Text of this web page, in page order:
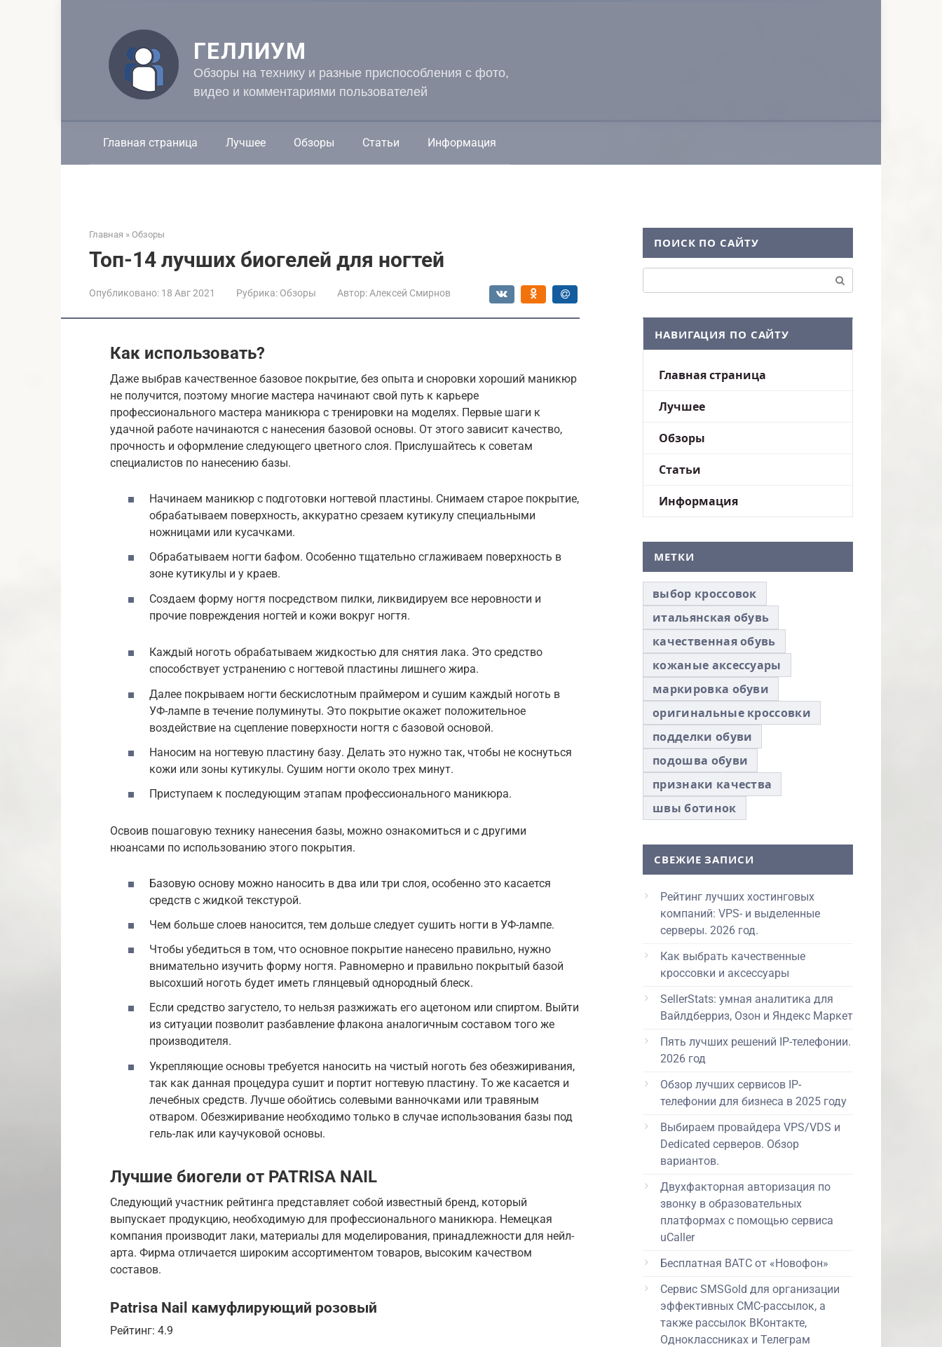
ГЕЛЛИУМ
Обзоры на технику и разные приспособления с фото,
видео и комментариями пользователей
Главная страница Лучшее Обзоры Статьи Информация
Главная » Обзоры
Топ-14 лучших биогелей для ногтей
Опубликовано: 18 Авг 2021 Рубрика: Обзоры Автор: Алексей Смирнов
Как использовать?
Даже выбрав качественное базовое покрытие, без опыта и сноровки хороший маникюр
не получится, поэтому многие мастера начинают свой путь к карьере
профессионального мастера маникюра с тренировки на моделях. Первые шаги к
удачной работе начинаются с нанесения базовой основы. От этого зависит качество,
прочность и оформление следующего цветного слоя. Прислушайтесь к советам
специалистов по нанесению базы.
Начинаем маникюр с подготовки ногтевой пластины. Снимаем старое покрытие,
обрабатываем поверхность, аккуратно срезаем кутикулу специальными
ножницами или кусачками.
Обрабатываем ногти бафом. Особенно тщательно сглаживаем поверхность в
зоне кутикулы и у краев.
Создаем форму ногтя посредством пилки, ликвидируем все неровности и
прочие повреждения ногтей и кожи вокруг ногтя.
Каждый ноготь обрабатываем жидкостью для снятия лака. Это средство
способствует устранению с ногтевой пластины лишнего жира.
Далее покрываем ногти бескислотным праймером и сушим каждый ноготь в
УФ-лампе в течение полуминуты. Это покрытие окажет положительное
воздействие на сцепление поверхности ногтя с базовой основой.
Наносим на ногтевую пластину базу. Делать это нужно так, чтобы не коснуться
кожи или зоны кутикулы. Сушим ногти около трех минут.
Приступаем к последующим этапам профессионального маникюра.
Освоив пошаговую технику нанесения базы, можно ознакомиться и с другими
нюансами по использованию этого покрытия.
Базовую основу можно наносить в два или три слоя, особенно это касается
средств с жидкой текстурой.
Чем больше слоев наносится, тем дольше следует сушить ногти в УФ-лампе.
Чтобы убедиться в том, что основное покрытие нанесено правильно, нужно
внимательно изучить форму ногтя. Равномерно и правильно покрытый базой
высохший ноготь будет иметь глянцевый однородный блеск.
Если средство загустело, то нельзя разжижать его ацетоном или спиртом. Выйти
из ситуации позволит разбавление флакона аналогичным составом того же
производителя.
Укрепляющие основы требуется наносить на чистый ноготь без обезжиривания,
так как данная процедура сушит и портит ногтевую пластину. То же касается и
лечебных средств. Лучше обойтись солевыми ванночками или травяным
отваром. Обезжиривание необходимо только в случае использования базы под
гель-лак или каучуковой основы.
Лучшие биогели от PATRISA NAIL
Следующий участник рейтинга представляет собой известный бренд, который
выпускает продукцию, необходимую для профессионального маникюра. Немецкая
компания производит лаки, материалы для моделирования, принадлежности для нейл-
арта. Фирма отличается широким ассортиментом товаров, высоким качеством
составов.
Patrisa Nail камуфлирующий розовый
Рейтинг: 4.9
ПОИСК ПО САЙТУ
НАВИГАЦИЯ ПО САЙТУ
Главная страница
Лучшее
Обзоры
Статьи
Информация
МЕТКИ
выбор кроссовок
итальянская обувь
качественная обувь
кожаные аксессуары
маркировка обуви
оригинальные кроссовки
подделки обуви
подошва обуви
признаки качества
швы ботинок
СВЕЖИЕ ЗАПИСИ
Рейтинг лучших хостинговых
компаний: VPS- и выделенные
серверы. 2026 год.
Как выбрать качественные
кроссовки и аксессуары
SellerStats: умная аналитика для
Вайлдберриз, Озон и Яндекс Маркет
Пять лучших решений IP-телефонии.
2026 год
Обзор лучших сервисов IP-
телефонии для бизнеса в 2025 году
Выбираем провайдера VPS/VDS и
Dedicated серверов. Обзор
вариантов.
Двухфакторная авторизация по
звонку в образовательных
платформах с помощью сервиса
uCaller
Бесплатная ВАТС от «Новофон»
Сервис SMSGold для организации
эффективных СМС-рассылок, а
также рассылок ВКонтакте,
Одноклассниках и Телеграм